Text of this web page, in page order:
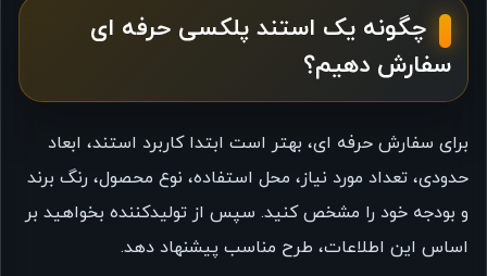
چگونه یک استند پلکسی حرفه ای
سفارش دهیم؟
برای سفارش حرفه ای، بهتر است ابتدا کاربرد استند، ابعاد
حدودی، تعداد مورد نیاز، محل استفاده، نوع محصول، رنگ برند
و بودجه خود را مشخص کنید. سپس از تولیدکننده بخواهید بر
اساس این اطلاعات، طرح مناسب پیشنهاد دهد.